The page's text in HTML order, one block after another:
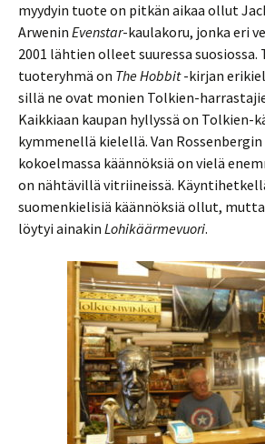
myydyin tuote on pitkän aikaa ollut
Arwenin Evenstar-kaulakoru, jonka eri
2001 lähtien olleet suuressa suosiossa.
tuoteryhmä on The Hobbit-kirjan
sillä ne ovat monien Tolkien-
Kaikkiaan kaupan hyllyssä on Tolkien-
kymmenellä kielellä. Van Rossenbergin
kokoelmassa käännöksiä on vielä
on nähtävillä vitriineissä.
suomenkielisiä käännöksiä ollut,
löytyi ainakin Lohikäärmevuori.